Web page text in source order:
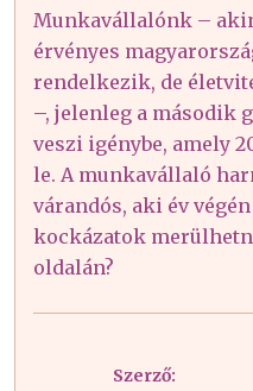
Munkavállalónk –
érvényes
rendelkezik, de
–, jelenleg a második
veszi igénybe, amely
le. A munkavállaló
várandós, aki év
kockázatok
oldalán?
Szerző: